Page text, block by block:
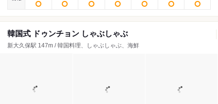
韓国式 ドゥンチョン しゃぶしゃぶ
新大久保駅 147m / 韓国料理、しゃぶしゃぶ、海鮮